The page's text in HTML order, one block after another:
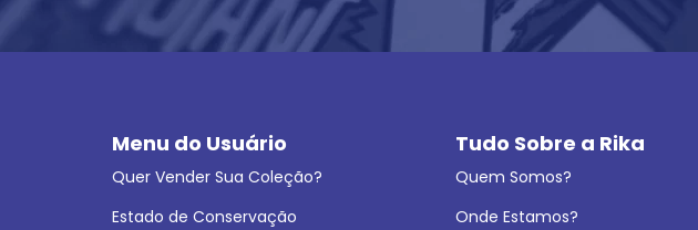
Menu do Usuário
Quer Vender Sua Coleção?
Estado de Conservação
Tudo Sobre a Rika
Quem Somos?
Onde Estamos?